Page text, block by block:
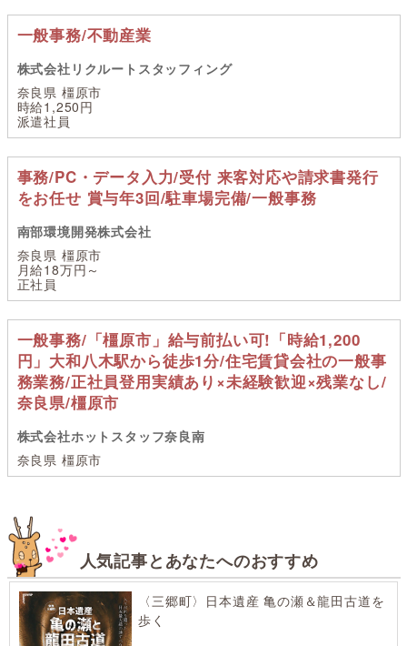
一般事務/不動産業
株式会社リクルートスタッフィング
奈良県 橿原市
時給1,250円
派遣社員
事務/PC・データ入力/受付 来客対応や請求書発行
をお任せ 賞与年3回/駐車場完備/一般事務
南部環境開発株式会社
奈良県 橿原市
月給18万円～
正社員
一般事務/「橿原市」給与前払い可!「時給1,200
円」大和八木駅から徒歩1分/住宅賃貸会社の一般事
務業務/正社員登用実績あり×未経験歓迎×残業なし/
奈良県/橿原市
株式会社ホットスタッフ奈良南
奈良県 橿原市
人気記事とあなたへのおすすめ
〈三郷町〉日本遺産 亀の瀬＆龍田古道を
歩く